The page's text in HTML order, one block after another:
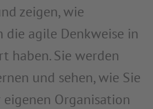
zeigen, wie
agile Denkweise in
haben. Sie werden
und sehen, wie Sie
Organisation